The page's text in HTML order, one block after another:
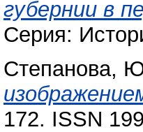
губернии в
Серия:
Степанова,
172. ISSN